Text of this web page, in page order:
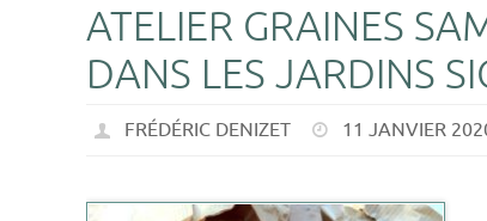
ATELIER GRAINES
DANS LES JARDINS
FRÉDÉRIC DENIZET 11 JANVIER